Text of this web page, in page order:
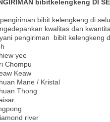
bibitkelengkeng DI
bibit kelengkeng di
kwalitas dan
pengiriman
bibit kelengkeng
yee
Chompu
Keaw
Mane / Kristal
Thong
river